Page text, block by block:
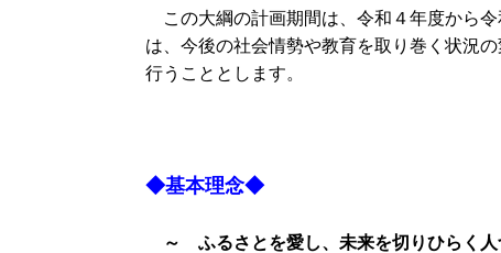
この大綱の計画期間は、令和４年度から
は、今後の社会情勢や教育を取り巻く状況
行うこととします。
◆基本理念◆
～ ふるさとを愛し、未来を切りひらく